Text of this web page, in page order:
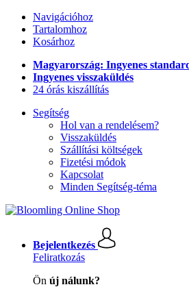
Navigációhoz
Tartalomhoz
Kosárhoz
Magyarország: Ingyenes
Ingyenes visszaküldés
24 órás kiszállítás
Segítség
Hol van a rendelésem?
Visszaküldés
Szállítási költségek
Fizetési módok
Kapcsolat
Minden Segítség-téma
Bejelentkezés
Feliratkozás
Ön új nálunk?